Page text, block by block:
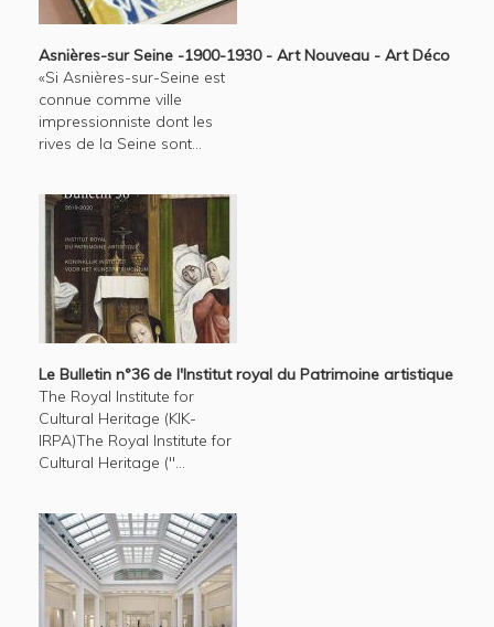
Asnières-sur Seine -1900-1930 - Art Nouveau - Art Déco
«Si Asnières-sur-Seine est
connue comme ville
impressionniste dont les
rives de la Seine sont...
Le Bulletin n°36 de l'Institut royal du Patrimoine artistique
The Royal Institute for
Cultural Heritage (KIK-
IRPA)The Royal Institute for
Cultural Heritage ("...